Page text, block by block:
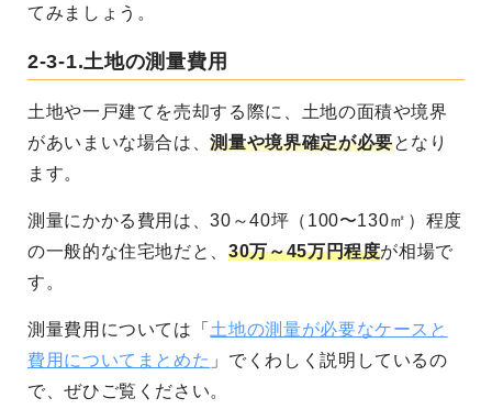
てみましょう。
2-3-1.土地の測量費用
土地や一戸建てを売却する際に、土地の面積や境界
があいまいな場合は、測量や境界確定が必要となり
ます。
測量にかかる費用は、30～40坪（100〜130㎡）程度
の一般的な住宅地だと、30万～45万円程度が相場で
す。
測量費用については「 土地の測量が必要なケースと
費用についてまとめた 」でくわしく説明しているの
で、ぜひご覧ください。